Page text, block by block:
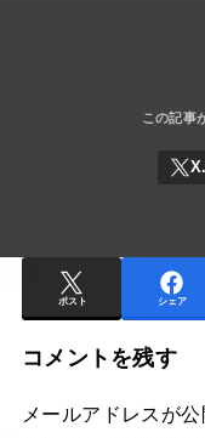
ポスト シェア
コメントを残す
メールアドレスが